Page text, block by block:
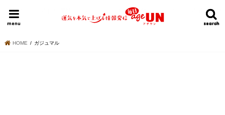
search
search
menu
HOME 明日の運勢ランキング 今週の運勢
HOME ガジュマル